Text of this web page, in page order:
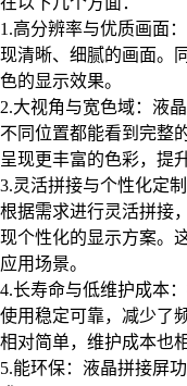
1.高分辨率与优质画面
现清晰、细腻的画面。
色的显示效果。
2.大视角与宽色域：液
不同位置都能看到完整
呈现更丰富的色彩，提
3.灵活拼接与个性化定制
根据需求进行灵活拼接
现个性化的显示方案。
应用场景。
4.长寿命与低维护成本
使用稳定可靠，减少了
相对简单，维护成本也
5.能环保：液晶拼接屏